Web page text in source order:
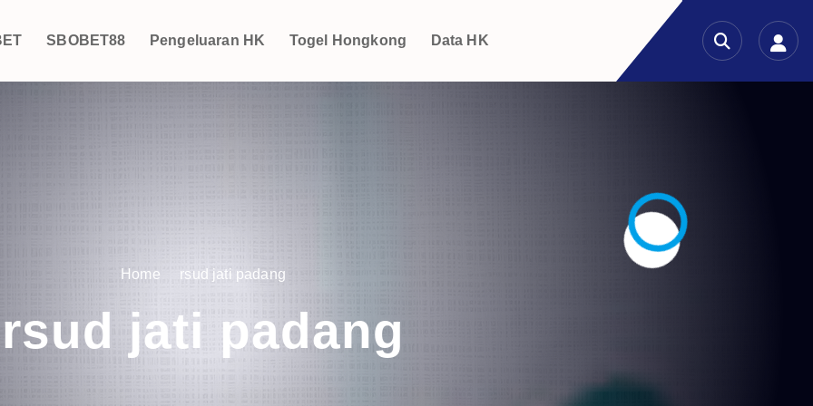
SBOBET88 Pengeluaran HK Togel Hongkong Data HK
Home rsud jati padang
rsud jati padang